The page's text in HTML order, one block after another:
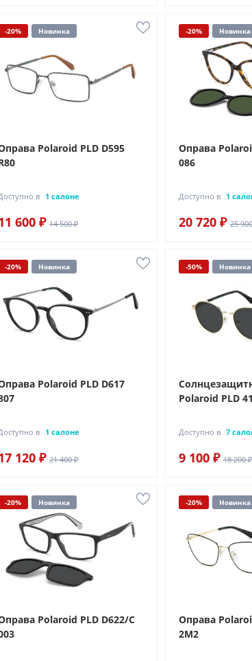
-20% Новинка
Polaroid PLD D595
в 1 салоне
600 ₽ 14 500 ₽
-20% Новинка
Оправа
086
Доступно в 1
20 720 ₽ 25
-20% Новинка
Polaroid PLD D617
в 1 салоне
120 ₽ 21 400 ₽
-50% Новинка
Polaroid PLD
Доступно в 7
9 100 ₽ 18 200 ₽
-20% Новинка
Polaroid PLD D622/C
-20% Новинка
Оправа
2M2